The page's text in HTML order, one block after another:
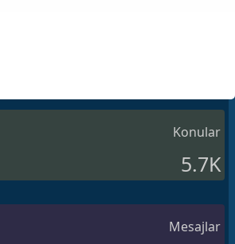
Konular
5.7K
Mesajlar